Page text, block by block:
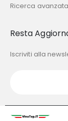
Ricerca avanzata
Resta
Iscriviti alla